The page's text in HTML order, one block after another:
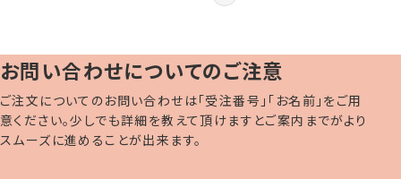
お問い合わせについてのご注意
ご注文についてのお問い合わせは「受注番号」「お名前」をご用
意ください。少しでも詳細を教えて頂けますとご案内までがより
スムーズに進めることが出来ます。